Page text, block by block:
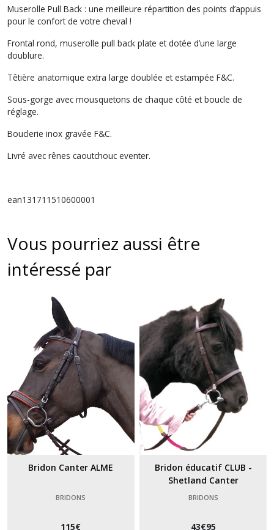
Muserolle Pull Back : une meilleure répartition des points d’appuis
pour le confort de votre cheval !
Frontal rond, muserolle pull back plate et dotée d’une large
doublure.
Têtière anatomique extra large doublée et estampée F&C.
Sous-gorge avec mousquetons de chaque côté et boucle de
réglage.
Bouclerie inox gravée F&C.
Livré avec rênes caoutchouc eventer.
ean131711510600001
Vous pourriez aussi être
intéressé par
Bridon Canter ALME
BRIDONS
115€
Bridon éducatif CLUB -
Shetland Canter
BRIDONS
43€95